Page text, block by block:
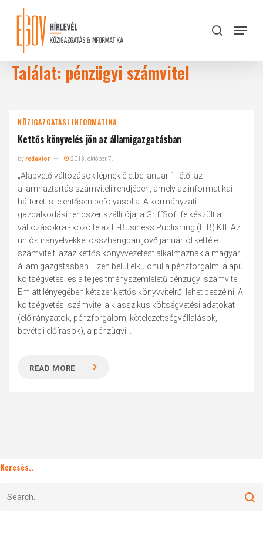
content
search
Menu
Találat: pénzügyi számvitel
KÖZIGAZGATÁSI INFORMATIKA
Kettős könyvelés jön az államigazgatásban
byredaktor 2013. október 7.
„Alapvető változások lépnek életbe január 1-jétől az
államháztartás számviteli rendjében, amely az informatikai
hátteret is jelentősen befolyásolja. A kormányzati
gazdálkodási rendszer szállítója, a GriffSoft felkészült a
változásokra - közölte az IT-Business Publishing (ITB) Kft. Az
uniós irányelvekkel összhangban jövő januártól kétféle
számvitelt, azaz kettős könyvvezetést alkalmaznak a magyar
államigazgatásban. Ezen belül elkülönül a pénzforgalmi alapú
költségvetési és a teljesítményszemléletű pénzügyi számvitel.
Emiatt lényegében kétszer kettős könyvvitelről lehet beszélni. A
költségvetési számvitel a klasszikus költségvetési adatokat
(előirányzatok, pénzforgalom, kötelezettségvállalások,
bevételi előírások), a pénzügyi...
READ MORE
Keresés..
Close